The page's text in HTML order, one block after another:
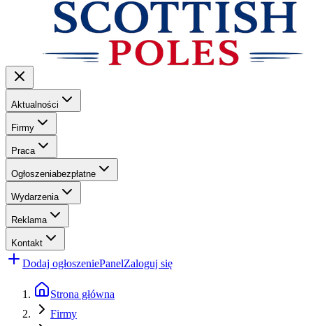
Aktualności
Firmy
Praca
Ogłoszeniabezpłatne
Wydarzenia
Reklama
Kontakt
Dodaj ogłoszeniePanelZaloguj się
Strona główna
Firmy